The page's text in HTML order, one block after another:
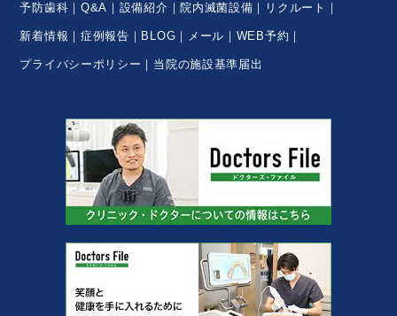
予防歯科 Q&A 設備紹介 院内滅菌設備 リクルート
新着情報 症例報告 BLOG メール WEB予約
プライバシーポリシー 当院の施設基準届出